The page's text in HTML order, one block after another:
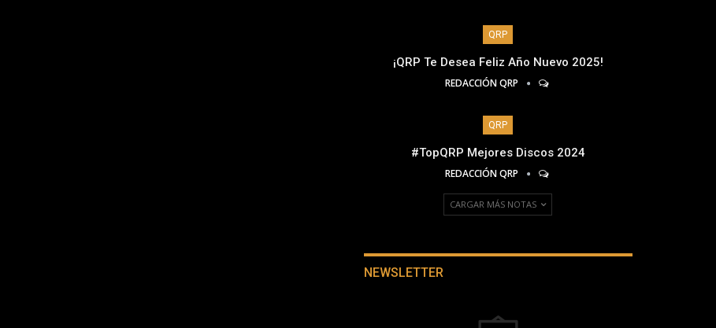
QRP
¡QRP Te Desea Feliz Año Nuevo 2025!
REDACCIÓN QRP
QRP
#TopQRP Mejores Discos 2024
REDACCIÓN QRP
CARGAR MÁS NOTAS
NEWSLETTER